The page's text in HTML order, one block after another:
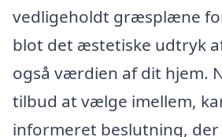
vedligeholdt græsplæne
blot det æstetiske udtryk
også værdien af dit hjem.
tilbud at vælge imellem,
informeret beslutning,